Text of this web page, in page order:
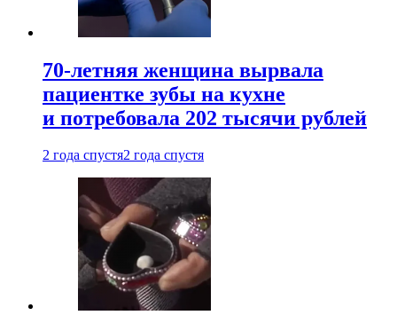
70-летняя женщина вырвала
пациентке зубы на кухне
и потребовала 202 тысячи рублей
2 года спустя2 года спустя